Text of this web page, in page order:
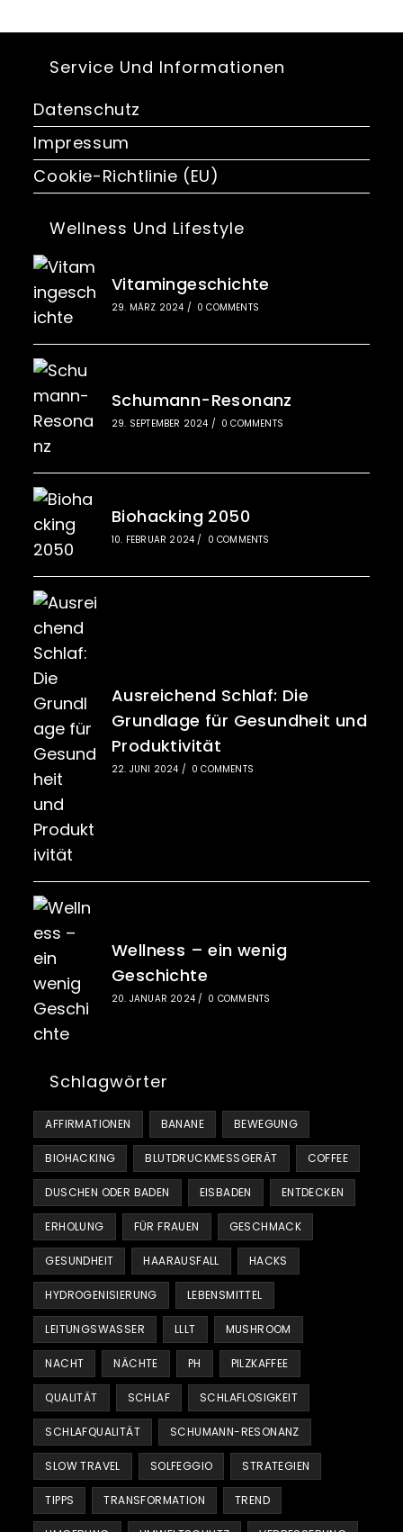
Service Und Informationen
Datenschutz
Impressum
Cookie-Richtlinie (EU)
Wellness Und Lifestyle
Vitamingeschichte
29. MÄRZ 2024 / 0 COMMENTS
Schumann-Resonanz
29. SEPTEMBER 2024 / 0 COMMENTS
Biohacking 2050
10. FEBRUAR 2024 / 0 COMMENTS
Ausreichend Schlaf: Die
Grundlage für Gesundheit und
Produktivität
22. JUNI 2024 / 0 COMMENTS
Wellness – ein wenig
Geschichte
20. JANUAR 2024 / 0 COMMENTS
Schlagwörter
AFFIRMATIONEN BANANE BEWEGUNG
BIOHACKING BLUTDRUCKMESSGERÄT COFFEE
DUSCHEN ODER BADEN EISBADEN ENTDECKEN
ERHOLUNG FÜR FRAUEN GESCHMACK
GESUNDHEIT HAARAUSFALL HACKS
HYDROGENISIERUNG LEBENSMITTEL
LEITUNGSWASSER LLLT MUSHROOM
NACHT NÄCHTE PH PILZKAFFEE
QUALITÄT SCHLAF SCHLAFLOSIGKEIT
SCHLAFQUALITÄT SCHUMANN-RESONANZ
SLOW TRAVEL SOLFEGGIO STRATEGIEN
TIPPS TRANSFORMATION TREND